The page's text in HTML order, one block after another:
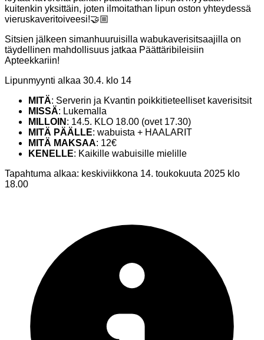
kuitenkin yksittäin, joten ilmoitathan lipun oston yhteydessä
vieruskaveritoiveesi!🤝🏼
Sitsien jälkeen simanhuuruisilla wabukaverisitsaajilla on
täydellinen mahdollisuus jatkaa Päättäribileisiin
Apteekkariin!
Lipunmyynti alkaa 30.4. klo 14
MITÄ: Serverin ja Kvantin poikkitieteelliset kaverisitsit
MISSÄ: Lukemalla
MILLOIN : 14.5. KLO 18.00 (ovet 17.30)
MITÄ PÄÄLLE: wabuista + HAALARIT
MITÄ MAKSAA: 12€
KENELLE: Kaikille wabuisille mielille
Tapahtuma alkaa: keskiviikkona 14. toukokuuta 2025 klo
18.00